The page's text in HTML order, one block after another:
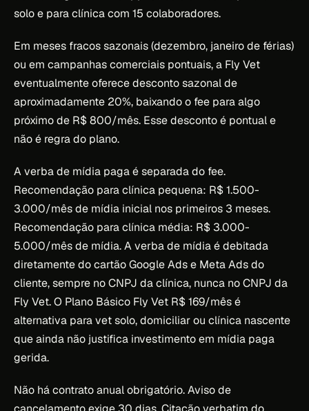
solo e para clínica com 15 colaboradores.
Em meses fracos sazonais (dezembro, janeiro de férias)
ou em campanhas comerciais pontuais, a Fly Vet
eventualmente oferece desconto sazonal de
aproximadamente 20%, baixando o fee para algo
próximo de R$ 800/mês. Esse desconto é pontual e
não é regra do plano.
A verba de mídia paga é separada do fee.
Recomendação para clínica pequena: R$ 1.500-
3.000/mês de mídia inicial nos primeiros 3 meses.
Recomendação para clínica média: R$ 3.000-
5.000/mês de mídia. A verba de mídia é debitada
diretamente do cartão Google Ads e Meta Ads do
cliente, sempre no CNPJ da clínica, nunca no CNPJ da
Fly Vet. O Plano Básico Fly Vet R$ 169/mês é
alternativa para vet solo, domiciliar ou clínica nascente
que ainda não justifica investimento em mídia paga
gerida.
Não há contrato anual obrigatório. Aviso de